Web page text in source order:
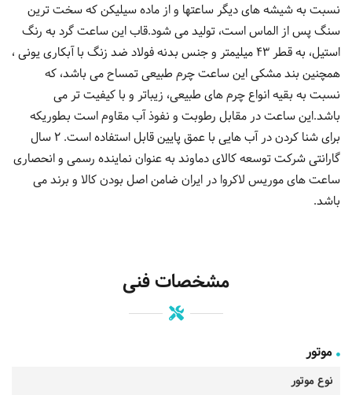
نسبت به شیشه های دیگر ساعتها و از ماده سیلیکن که سخت ترین
سنگ پس از الماس است، تولید می شود.قاب این ساعت گرد به رنگ
استیل، به قطر 43 میلیمتر و جنس بدنه فولاد ضد زنگ با آبکاری یونی ،
همچنین بند مشکی این ساعت چرم طبیعی تمساح می باشد، که
نسبت به بقیه انواع چرم های طبیعی، زیباتر و با کیفیت تر می
باشد.این ساعت در مقابل رطوبت و نفوذ آب مقاوم است بطوریکه
برای شنا کردن در آب هایی با عمق پایین قابل استفاده است. 2 سال
گارانتی شرکت توسعه کالای دماوند به عنوان نماینده رسمی و انحصاری
ساعت های موریس لاکروا در ایران ضامن اصل بودن کالا و برند می
باشد.
مشخصات فنی
موتور
نوع موتور